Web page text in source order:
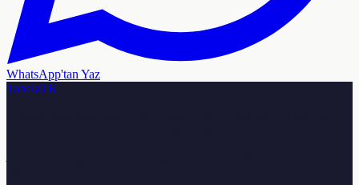
WhatsApp'tan Yaz
TabelaTR